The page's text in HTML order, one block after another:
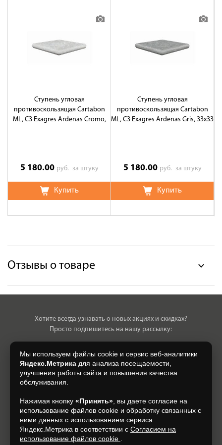
Ступень угловая
противоскользящая Cartabon
ML, C3 Exagres Ardenas Cromo,
5 180.00 руб. за штуку
Купить
Ступень угловая
противоскользящая Cartabon
ML, C3 Exagres Ardenas Gris, 33x33
5 180.00 руб. за штуку
Купить
Отзывы о товаре
Хотите всегда узнавать о новых акциях и скидках?
Просто подпишитесь на нашу рассылку:
Нажимая на кнопку, я даю свое согласие на обработку моих
персональных данных, на условиях и для целей, определенных в
Подписаться
Мы используем файлы cookie и сервис веб-аналитики
Яндекс.Метрика для анализа посещаемости,
улучшения работы сайта и повышения качества
обслуживания.
Нажимая кнопку «Принять» , вы даете согласие на
использование файлов cookie и обработку связанных с
ними данных с использованием сервиса
Яндекс.Метрика в соответствии с Согласием на
использование файлов cookie